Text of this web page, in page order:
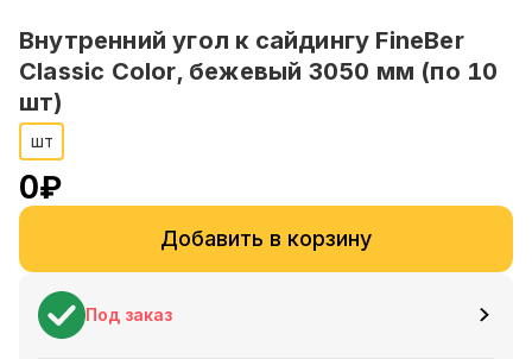
Внутренний угол к сайдингу FineBer
Classic Color, бежевый 3050 мм (по 10
шт)
шт
0₽
Добавить в корзину
Под заказ